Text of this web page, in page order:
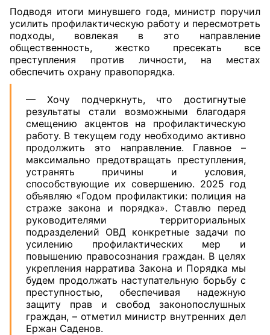
Подводя итоги минувшего года, министр поручил
усилить профилактическую работу и пересмотреть
подходы, вовлекая в это направление
общественность, жестко пресекать все
преступления против личности, на местах
обеспечить охрану правопорядка.
— Хочу подчеркнуть, что достигнутые
результаты стали возможными благодаря
смещению акцентов на профилактическую
работу. В текущем году необходимо активно
продолжить это направление. Главное –
максимально предотвращать преступления,
устранять причины и условия,
способствующие их совершению. 2025 год
объявляю «Годом профилактики: полиция на
страже закона и порядка». Ставлю перед
руководителями территориальных
подразделений ОВД конкретные задачи по
усилению профилактических мер и
повышению правосознания граждан. В целях
укрепления нарратива Закона и Порядка мы
будем продолжать наступательную борьбу с
преступностью, обеспечивая надежную
защиту прав и свобод законопослушных
граждан, – отметил министр внутренних дел
Ержан Саденов.